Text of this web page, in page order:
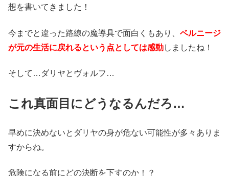
想を書いてきました！
今までと違った路線の魔導具で面白くもあり、 ベルニージ
が元の生活に戻れるという点としては感動しましたね！
そして…ダリヤとヴォルフ…
これ真面目にどうなるんだろ…
早めに決めないとダリヤの身が危ない可能性が多々ありま
すからね。
危険になる前にどの決断を下すのか！？